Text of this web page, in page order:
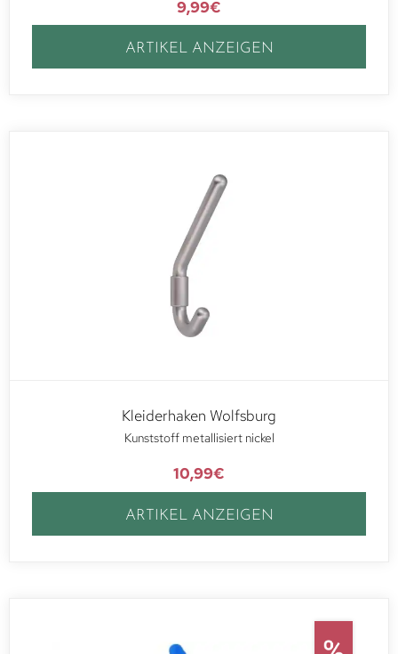
9,99€
ARTIKEL ANZEIGEN
Kleiderhaken Wolfsburg
Kunststoff metallisiert nickel
10,99€
ARTIKEL ANZEIGEN